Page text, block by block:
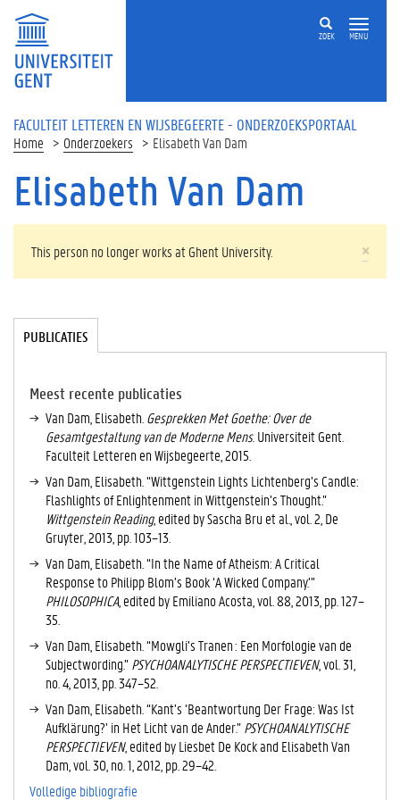
Overslaan en naar de inhoud gaan
ZOEK MENU
FACULTEIT LETTEREN EN WIJSBEGEERTE - ONDERZOEKSPORTAAL
Home Onderzoekers Elisabeth Van Dam
Elisabeth Van Dam
×
WAARSCHUWINGSBERICHT
This person no longer works at Ghent University.
Tabgroup
PUBLICATIES
TI
E
V
E
T
A
B
B
L
A
D
)
Meest recente publicaties
Van Dam, Elisabeth. Gesprekken Met Goethe: Over de
Gesamtgestaltung van de Moderne Mens. Universiteit Gent.
Faculteit Letteren en Wijsbegeerte, 2015.
Van Dam, Elisabeth. “Wittgenstein Lights Lichtenberg’s Candle:
Flashlights of Enlightenment in Wittgenstein’s Thought.”
Wittgenstein Reading, edited by Sascha Bru et al., vol. 2, De
Gruyter, 2013, pp. 103–13.
Van Dam, Elisabeth. “In the Name of Atheism: A Critical
Response to Philipp Blom’s Book ‘A Wicked Company.’”
PHILOSOPHICA , edited by Emiliano Acosta, vol. 88, 2013, pp. 127–
35.
Van Dam, Elisabeth. “Mowgli’s Tranen : Een Morfologie van de
Subjectwording.”PSYCHOANALYTISCHE PERSPECTIEVEN, vol. 31,
no. 4, 2013, pp. 347–52.
Van Dam, Elisabeth. “Kant’s ‘Beantwortung Der Frage: Was Ist
Aufklärung?’ in Het Licht van de Ander.”PSYCHOANALYTISCHE
PERSPECTIEVEN, edited by Liesbet De Kock and Elisabeth Van
Dam, vol. 30, no. 1, 2012, pp. 29–42.
Volledige bibliografie